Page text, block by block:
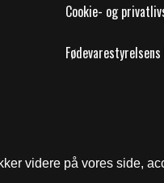
videre på vores side,
Cookie- og